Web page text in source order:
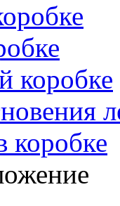
коробке
коробке